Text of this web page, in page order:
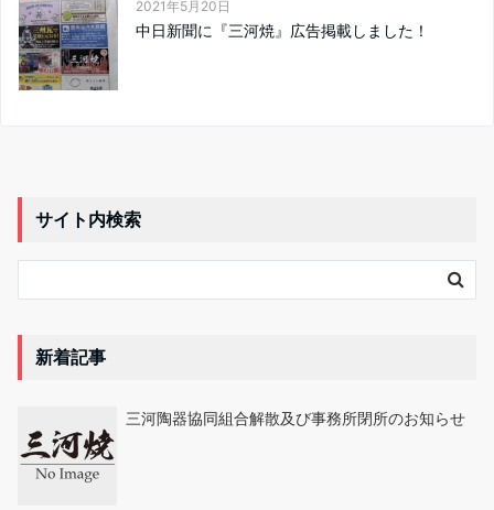
2021年5月20日
中日新聞に『三河焼』広告掲載しました！
サイト内検索
新着記事
三河陶器協同組合解散及び事務所閉所のお知らせ